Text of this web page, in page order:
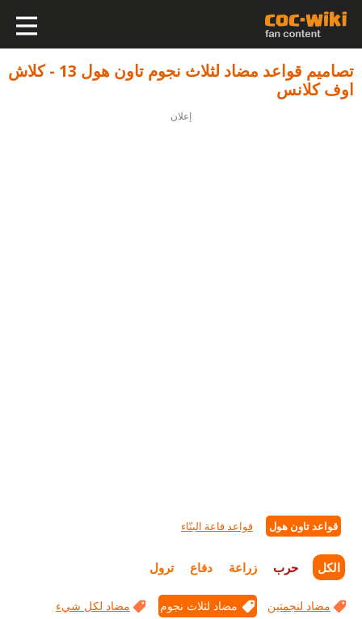
تصاميم قواعد مضاد لثلاث نجوم تاون هول 13 - كلاش
اوف كلانس
إعلان
قواعد تاون هول قواعد قاعة البنّاء
الكل حرب زراعة دفاع ترول
مضاد لنجمتين مضاد لثلاث نجوم
مضاد لكل شيء